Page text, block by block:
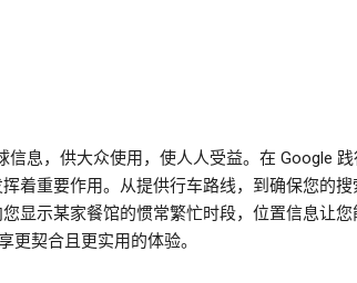
信息，供大众使用，使人人受益。在 Google
着重要作用。从提供行车路线，到确保您的搜
显示某家餐馆的惯常繁忙时段，位置信息让您
更契合且更实用的体验。